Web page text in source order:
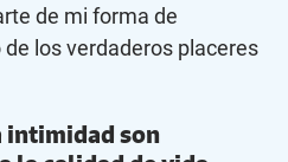
de mi forma de
los verdaderos placeres
intimidad son